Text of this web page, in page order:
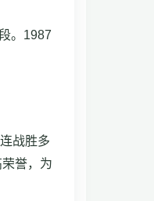
。1987
战胜多
誉，为